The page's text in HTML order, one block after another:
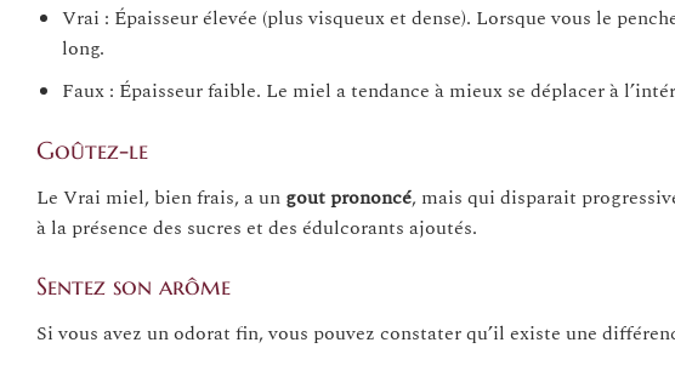
Vrai : Épaisseur élevée (plus visqueux et dense). Lorsque vous le
long.
Faux : Épaisseur faible. Le miel a tendance à mieux se déplacer à
Goûtez-le
Le Vrai miel, bien frais, a un gout prononcé, mais qui disparait
à la présence des sucres et des édulcorants ajoutés.
Sentez son arôme
Si vous avez un odorat fin, vous pouvez constater qu’il existe une